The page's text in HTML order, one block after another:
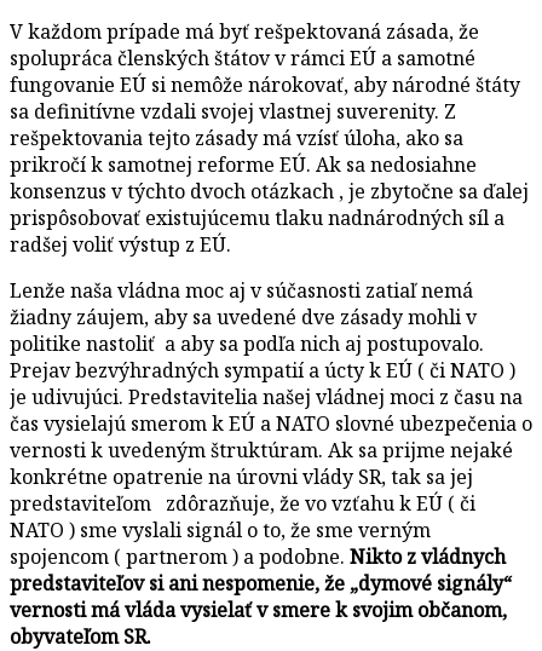
V každom prípade má byť rešpektovaná zásada, že
spolupráca členských štátov v rámci EÚ a samotné
fungovanie EÚ si nemôže nárokovať, aby národné štáty
sa definitívne vzdali svojej vlastnej suverenity. Z
rešpektovania tejto zásady má vzísť úloha, ako sa
prikročí k samotnej reforme EÚ. Ak sa nedosiahne
konsenzus v týchto dvoch otázkach , je zbytočne sa ďalej
prispôsobovať existujúcemu tlaku nadnárodných síl a
radšej voliť výstup z EÚ.
Lenže naša vládna moc aj v súčasnosti zatiaľ nemá
žiadny záujem, aby sa uvedené dve zásady mohli v
politike nastoliť a aby sa podľa nich aj postupovalo.
Prejav bezvýhradných sympatií a úcty k EÚ ( či NATO )
je udivujúci. Predstavitelia našej vládnej moci z času na
čas vysielajú smerom k EÚ a NATO slovné ubezpečenia o
vernosti k uvedeným štruktúram. Ak sa prijme nejaké
konkrétne opatrenie na úrovni vlády SR, tak sa jej
predstaviteľom zdôrazňuje, že vo vzťahu k EÚ ( či
NATO ) sme vyslali signál o to, že sme verným
spojencom ( partnerom ) a podobne. Nikto z vládnych
predstaviteľov si ani nespomenie, že „dymové signály“
vernosti má vláda vysielať v smere k svojim občanom,
obyvateľom SR.